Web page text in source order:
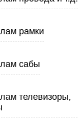
рамки
сабы
телевизоры,